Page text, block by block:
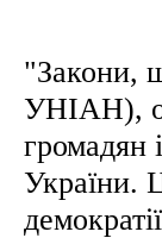
"Закони,
УНІАН),
громадян
України.